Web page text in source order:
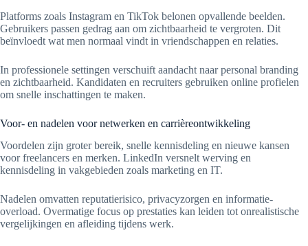
Platforms zoals Instagram en TikTok belonen opvallende beelden.
Gebruikers passen gedrag aan om zichtbaarheid te vergroten. Dit
beïnvloedt wat men normaal vindt in vriendschappen en relaties.
In professionele settingen verschuift aandacht naar personal branding
en zichtbaarheid. Kandidaten en recruiters gebruiken online profielen
om snelle inschattingen te maken.
Voor- en nadelen voor netwerken en carrièreontwikkeling
Voordelen zijn groter bereik, snelle kennisdeling en nieuwe kansen
voor freelancers en merken. LinkedIn versnelt werving en
kennisdeling in vakgebieden zoals marketing en IT.
Nadelen omvatten reputatierisico, privacyzorgen en informatie-
overload. Overmatige focus op prestaties kan leiden tot onrealistische
vergelijkingen en afleiding tijdens werk.